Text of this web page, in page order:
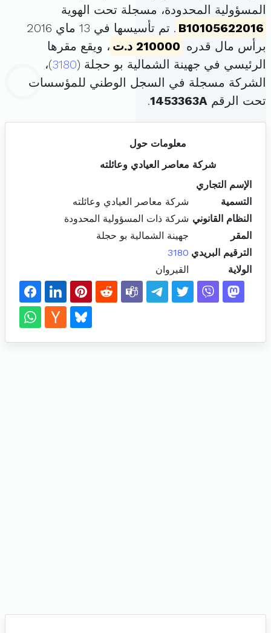
المسؤولية المحدودة، مسجلة تحت الهوية
B10105622016
. تم تأسيسها في 13 ماي 2016
برأس مال قدره 210000 د.ت
، ويقع مقرها
الرئيسي في جهينة الشمالية بو حجلة (3180)،
الشركة مسجلة في السجل الوطني للمؤسسات
تحت الرقم 1453363A
.
معلومات حول
شركة معاصر العيادي وعائلته
الإسم التجاري
التسمية
شركة معاصر العيادي وعائلته
النظام القانوني شركة ذات المسؤولية المحدودة
المقر
جهينة الشمالية بو حجلة
الترقيم البريدي 3180
الولاية
القيروان